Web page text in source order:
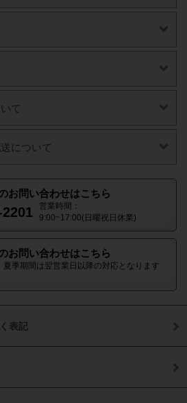
て
について
お問い合わせはこちら
営業時間：
9:00~17:00(日曜祝日休業)
お問い合わせはこちら
季期間は翌営業日以降の対応となります
表記